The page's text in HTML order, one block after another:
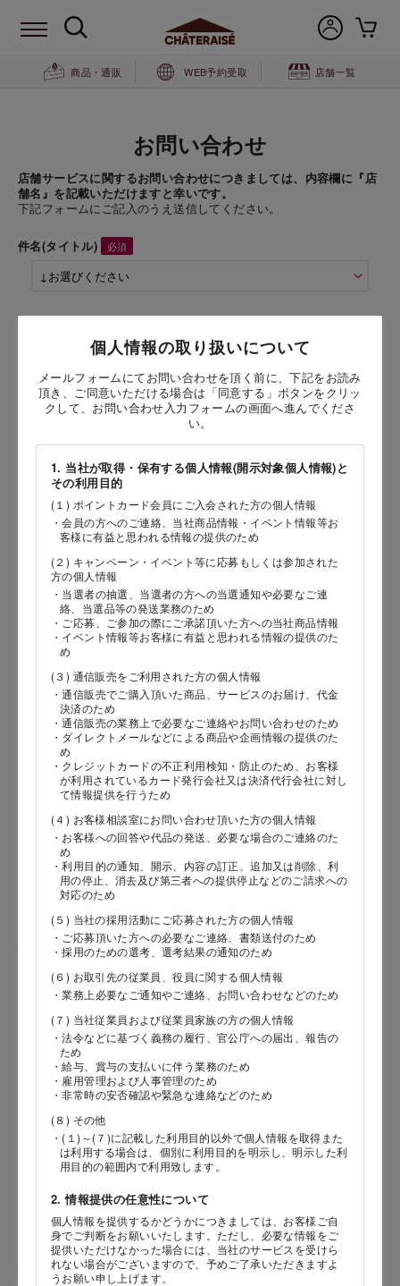
商品・通販 WEB予約受取 店舗一覧
お問い合わせ
店舗サービスに関するお問い合わせにつきましては、内容欄に『店
舗名』を記載いただけますと幸いです。
下記フォームにご記入のうえ送信してください。
個人情報の取り扱いについて
メールフォームにてお問い合わせを頂く前に、下記をお読み
頂き、ご同意いただける場合は「同意する」ボタンをクリッ
クして、お問い合わせ入力フォームの画面へ進んでくださ
い。
1. 当社が取得・保有する個人情報(開示対象個人情報)と
その利用目的
(１) ポイントカード会員にご入会された方の個人情報
・会員の方へのご連絡、当社商品情報・イベント情報等お
客様に有益と思われる情報の提供のため
(２) キャンペーン・イベント等に応募もしくは参加された
方の個人情報
・当選者の抽選、当選者の方への当選通知や必要なご連
絡、当選品等の発送業務のため
・ご応募、ご参加の際にご承諾頂いた方への当社商品情報
・イベント情報等お客様に有益と思われる情報の提供のた
め
(３) 通信販売をご利用された方の個人情報
・通信販売でご購入頂いた商品、サービスのお届け、代金
決済のため
・通信販売の業務上で必要なご連絡やお問い合わせのため
・ダイレクトメールなどによる商品や企画情報の提供のた
め
・クレジットカードの不正利用検知・防止のため、お客様
が利用されているカード発行会社又は決済代行会社に対し
て情報提供を行うため
(４) お客様相談室にお問い合わせ頂いた方の個人情報
・お客様への回答や代品の発送、必要な場合のご連絡のた
め
・利用目的の通知、開示、内容の訂正、追加又は削除、利
用の停止、消去及び第三者への提供停止などのご請求への
対応のため
(５) 当社の採用活動にご応募された方の個人情報
・ご応募頂いた方への必要なご連絡、書類送付のため
・採用のための選考、選考結果の通知のため
(６) お取引先の従業員、役員に関する個人情報
・業務上必要なご通知やご連絡、お問い合わせなどのため
(７) 当社従業員および従業員家族の方の個人情報
・法令などに基づく義務の履行、官公庁への届出、報告の
ため
・給与、賞与の支払いに伴う業務のため
・雇用管理および人事管理のため
・非常時の安否確認や緊急な連絡などのため
(８) その他
・(１)～(７)に記載した利用目的以外で個人情報を取得また
は利用する場合は、個別に利用目的を明示し、明示した利
用目的の範囲内で利用致します。
2. 情報提供の任意性について
個人情報を提供するかどうかにつきましては、お客様ご自
身でご判断をお願いいたします。ただし、必要な情報をご
提供いただけなかった場合には、当社のサービスを受けら
れない場合がございますので、予めご了承いただきますよ
うお願い申し上げます。
件名(タイトル)
【通販限定】グリーンスムージー６本セット
お問い合わせ時氏名
［名］
（全角で入力してください）
お問い合わせ時氏名（カナ）
［セイ］
［メイ］
（全角で入力してください）
電話番号
メールアドレス
郵便番号
都道府県
市区郡